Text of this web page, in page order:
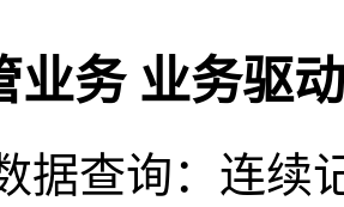
业务 业务驱
据查询：连续